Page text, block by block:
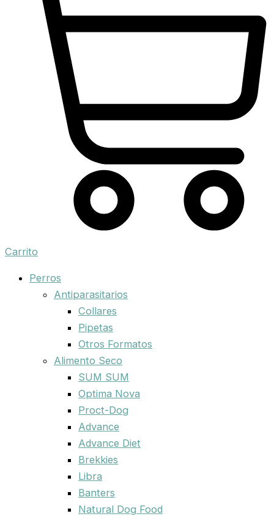
Carrito
Perros
Antiparasitarios
Collares
Pipetas
Otros Formatos
Alimento Seco
SUM SUM
Optima Nova
Proct-Dog
Advance
Advance Diet
Brekkies
Libra
Banters
Natural Dog Food